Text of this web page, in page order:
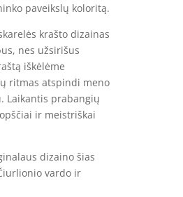
paveikslų koloritą.
krašto dizainas
nes užsirišus
iškėlėme
ritmas atspindi meno
Laikantis prabangių
ir meistriškai
dizaino šias
vardo ir